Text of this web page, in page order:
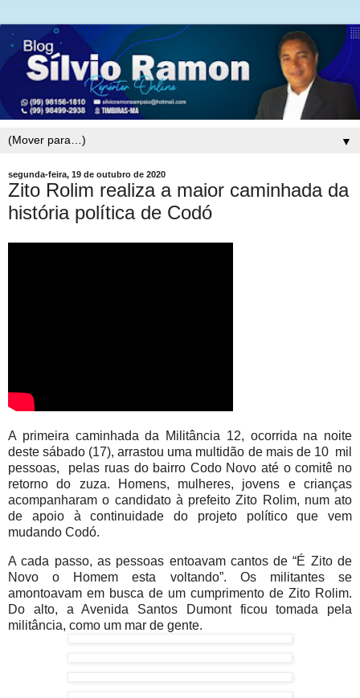
▼
segunda-feira, 19 de outubro de 2020
Zito Rolim realiza a maior caminhada da
história política de Codó
A primeira caminhada da Militância 12, ocorrida na noite
deste sábado (17), arrastou uma multidão de mais de 10 mil
pessoas, pelas ruas do bairro Codo Novo até o comitê no
retorno do zuza. Homens, mulheres, jovens e crianças
acompanharam o candidato à prefeito Zito Rolim, num ato
de apoio à continuidade do projeto político que vem
mudando Codó.
A cada passo, as pessoas entoavam cantos de “É Zito de
Novo o Homem esta voltando”. Os militantes se
amontoavam em busca de um cumprimento de Zito Rolim.
Do alto, a Avenida Santos Dumont ficou tomada pela
militância, como um mar de gente.